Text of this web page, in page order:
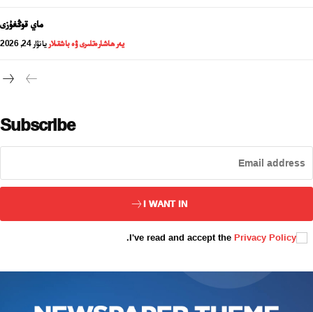
ئەزا بولاي
تور بېكىتىمىز
ئاناسەھىپە
ماي قوڭغۇزى
يەر ھاشارەتلىرى ۋە باشقىلار يانۋار 24, 2026
Subscribe
I WANT IN
I've read and accept the Privacy Policy
.